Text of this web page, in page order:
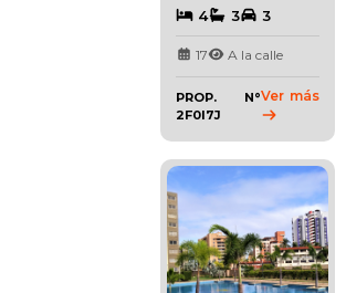
4 3 3
17 A la calle
PROP. N°
2F0I7J
Ver más